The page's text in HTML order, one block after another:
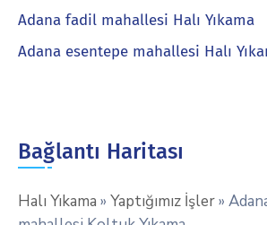
Adana fadil mahallesi Halı Yıkama
Adana esentepe mahallesi Halı
Bağlantı Haritası
Halı Yıkama » Yaptığımız İşler»